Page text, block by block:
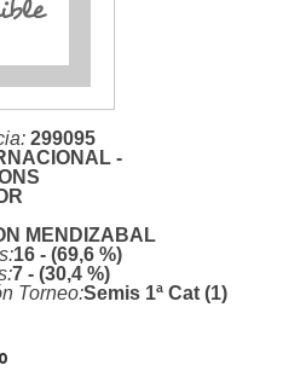
299095
-
MENDIZABAL
16 - (69,6 %)
7 - (30,4 %)
Torneo:Semis 1ª Cat (1)